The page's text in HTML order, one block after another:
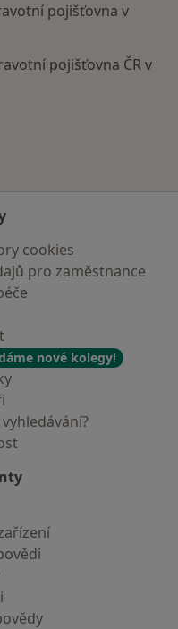
pojišťovna v
pojišťovna ČR v
cookies
pro zaměstnance
nové kolegy!